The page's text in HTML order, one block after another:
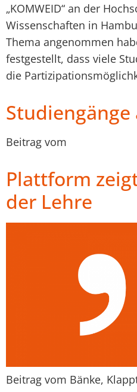
„KOMWEID“ an der
Wissenschaften in
Thema angenommen
festgestellt, dass viele
die
Beitrag vom
Plattform
der Lehre
Beitrag vom Bänke,